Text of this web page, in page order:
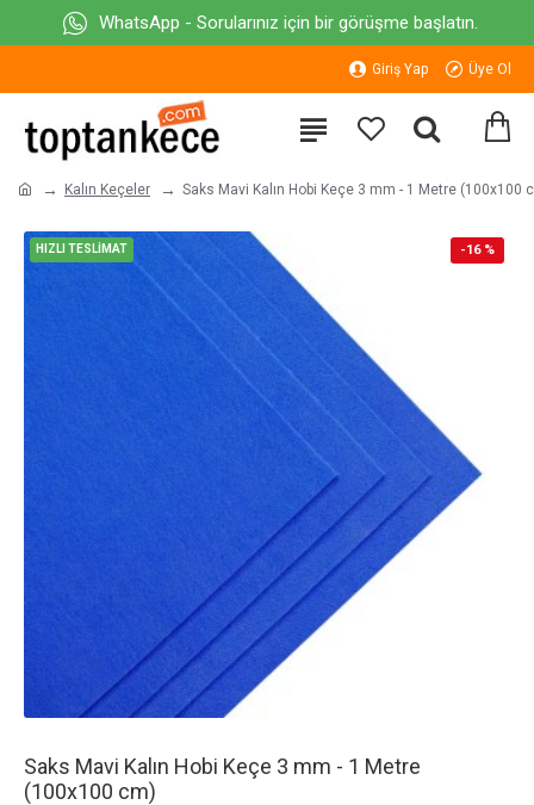
WhatsApp - Sorularınız için bir görüşme başlatın.
Giriş Yap Üye Ol
Kalın Keçeler Saks Mavi Kalın Hobi Keçe 3 mm - 1 Metre (100x100
HIZLI TESLİMAT -16 %
Saks Mavi Kalın Hobi Keçe 3 mm - 1 Metre
(100x100 cm)